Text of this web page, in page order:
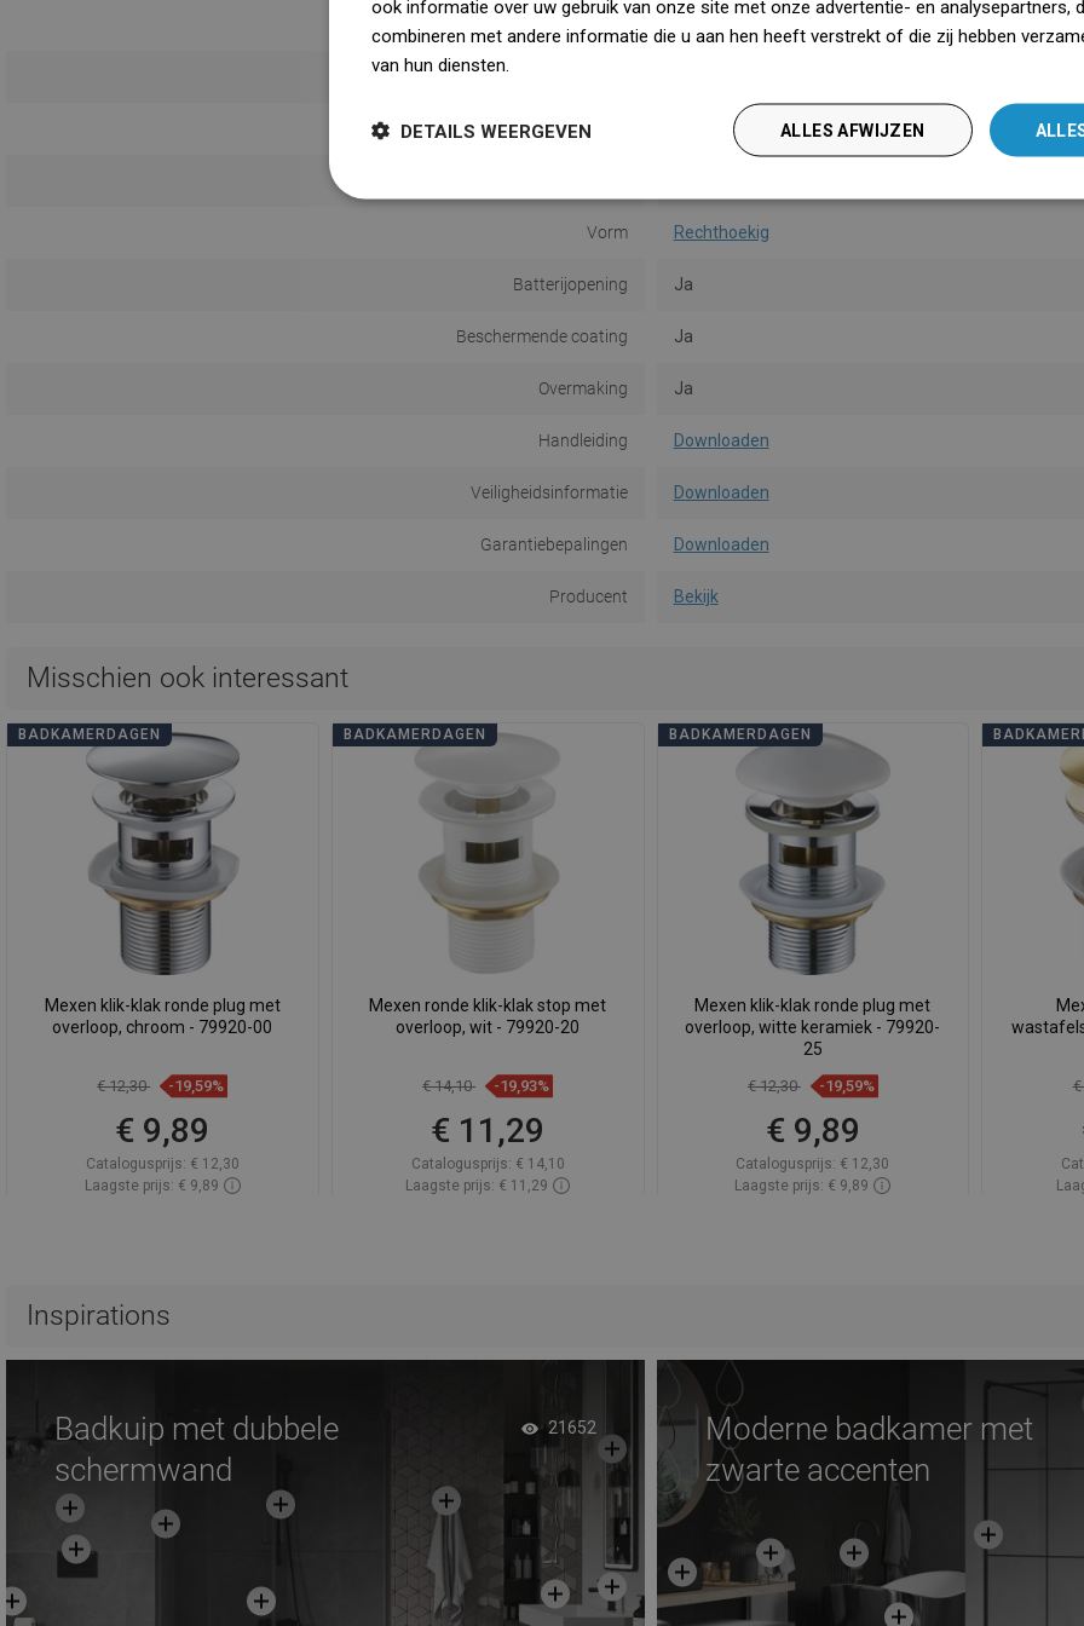
Materiaal Keramiek
Vorm Rechthoekig
Batterijopening Ja
Beschermende coating Ja
Overmaking Ja
Handleiding Downloaden
Veiligheidsinformatie Downloaden
Garantiebepalingen Downloaden
Producent Bekijk
Misschien ook interessant
BADKAMERDAGEN
Mexen klik-klak ronde plug met
overloop, chroom - 79920-00
€ 12,30 -19,59%
€ 9,89
Catalogusprijs: € 12,30
Laagste prijs: € 9,89
Vergelijk
BADKAMERDAGEN
Mexen ronde klik-klak stop met
overloop, wit - 79920-20
€ 14,10 -19,93%
€ 11,29
Catalogusprijs: € 14,10
Laagste prijs: € 11,29
BADKAMERDAGEN
Mexen klik-klak ronde plug met
overloop, witte keramiek - 79920-
25
€ 12,30 -19,59%
€ 9,89
Catalogusprijs: € 12,30
Laagste prijs: € 9,89
Inspirations
Badkuip met dubbele
schermwand
21652
Moderne badkamer met
zwarte accenten
ook informatie over uw gebruik van onze site met onze advertentie- en analysepartners,
combineren met andere informatie die u aan hen heeft verstrekt of die zij hebben
van hun diensten.
ALLES AFWIJZEN
DETAILS WEERGEVEN